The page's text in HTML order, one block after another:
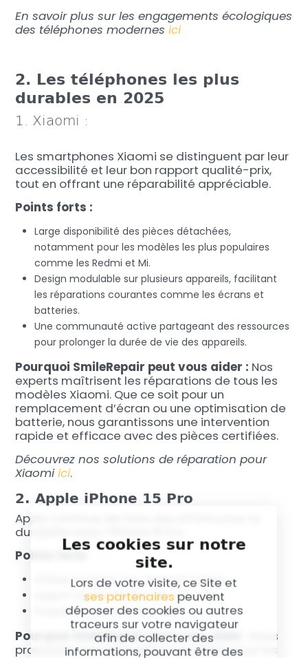
Les cookies sur notre
site.
Lors de votre visite, ce Site et
ses partenaires peuvent
déposer des cookies ou autres
traceurs sur votre navigateur
afin de collecter des
informations, pouvant être des
En savoir plus sur les engagements écologiques
des téléphones modernesici
2. Les téléphones les plus
durables en 2025
1. Xiaomi :
Les smartphones Xiaomi se distinguent par leur
accessibilité et leur bon rapport qualité-prix,
tout en offrant une réparabilité appréciable.
Points forts :
Large disponibilité des pièces détachées,
notamment pour les modèles les plus populaires
comme les Redmi et Mi.
Design modulable sur plusieurs appareils, facilitant
les réparations courantes comme les écrans et
batteries.
Une communauté active partageant des ressources
pour prolonger la durée de vie des appareils.
Pourquoi SmileRepair peut vous aider : Nos
experts maîtrisent les réparations de tous les
modèles Xiaomi. Que ce soit pour un
remplacement d’écran ou une optimisation de
batterie, nous garantissons une intervention
rapide et efficace avec des pièces certifiées.
Découvrez nos solutions de réparation pour
Xiaomiici.
2. Apple iPhone 15 Pro
Apple continue de faire des efforts pour la
durabilité avec l’iPhone 15 Pro.
Points forts:
Châssis en titane, plus résistant et léger.
Support logiciel pendant plus de 7 ans.
Programme de recyclage actif.
Pourquoi SmileRepair peut vous aider
: Nous
proposons des réparations certifiées pour les